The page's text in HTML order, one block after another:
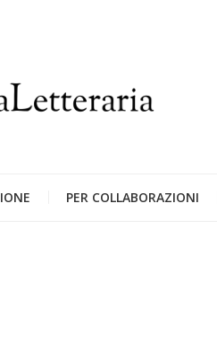
PER COLLABORAZIONI